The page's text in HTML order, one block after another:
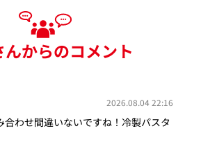
んからのコメント
2026.08.04 22:16
合わせ間違いないですね！冷製パスタ